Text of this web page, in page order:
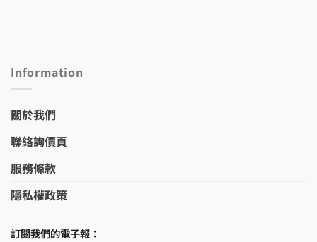
Information
關於我們
聯絡詢價頁
服務條款
隱私權政策
訂閱我們的電子報：